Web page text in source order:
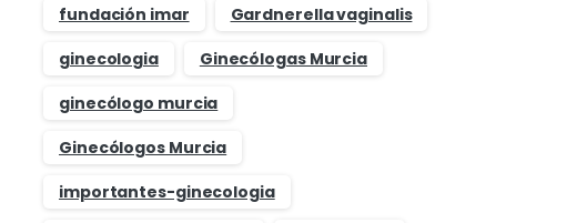
fundación imar
Gardnerella vaginalis
ginecologia
Ginecólogas Murcia
ginecólogo murcia
Ginecólogos Murcia
importantes-ginecologia